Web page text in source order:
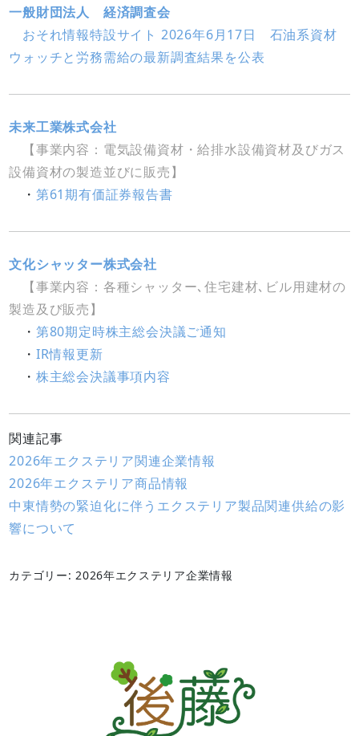
一般財団法人 経済調査会
おそれ情報特設サイト 2026年6月17日 石油系資材
ウォッチと労務需給の最新調査結果を公表
未来工業株式会社
【事業内容：電気設備資材・給排水設備資材及びガス
設備資材の製造並びに販売】
・ 第61期有価証券報告書
文化シャッター株式会社
【事業内容：各種シャッター､住宅建材､ビル用建材の
製造及び販売】
・ 第80期定時株主総会決議ご通知
・ IR情報更新
・ 株主総会決議事項内容
関連記事
2026年エクステリア関連企業情報
2026年エクステリア商品情報
中東情勢の緊迫化に伴うエクステリア製品関連供給の影
響について
カテゴリー: 2026年エクステリア企業情報